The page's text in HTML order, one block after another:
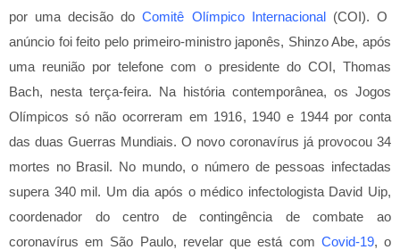
por uma decisão do Comitê Olímpico Internacional(COI). O
anúncio foi feito pelo primeiro-ministro japonês, Shinzo Abe, após
uma reunião por telefone com o presidente do COI, Thomas
Bach, nesta terça-feira. Na história contemporânea, os Jogos
Olímpicos só não ocorreram em 1916, 1940 e 1944 por conta
das duas Guerras Mundiais. O novo coronavírus já provocou 34
mortes no Brasil. No mundo, o número de pessoas infectadas
supera 340 mil. Um dia após o médico infectologista David Uip,
coordenador do centro de contingência de combate ao
coronavírus em São Paulo, revelar que está com Covid-19, o